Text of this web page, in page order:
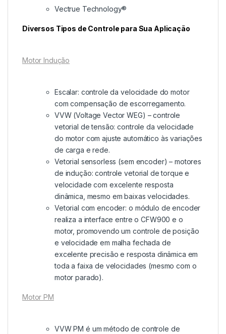
Vectrue Technology®
Diversos Tipos de Controle para Sua Aplicação
Motor Indução
Escalar: controle da velocidade do motor
com compensação de escorregamento.
VVW (Voltage Vector WEG) – controle
vetorial de tensão: controle da velocidade
do motor com ajuste automático às variações
de carga e rede.
Vetorial sensorless (sem encoder) – motores
de indução: controle vetorial de torque e
velocidade com excelente resposta
dinâmica, mesmo em baixas velocidades.
Vetorial com encoder: o módulo de encoder
realiza a interface entre o CFW900 e o
motor, promovendo um controle de posição
e velocidade em malha fechada de
excelente precisão e resposta dinâmica em
toda a faixa de velocidades (mesmo com o
motor parado).
Motor PM
VVW PM é um método de controle de